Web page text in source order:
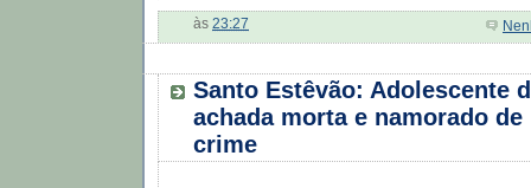
às 23:27
Santo Estêvão: Adolescente
achada morta e namorado de
crime